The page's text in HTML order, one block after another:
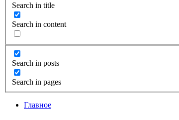
Search in title
Search in content
Search in posts
Search in pages
Главное